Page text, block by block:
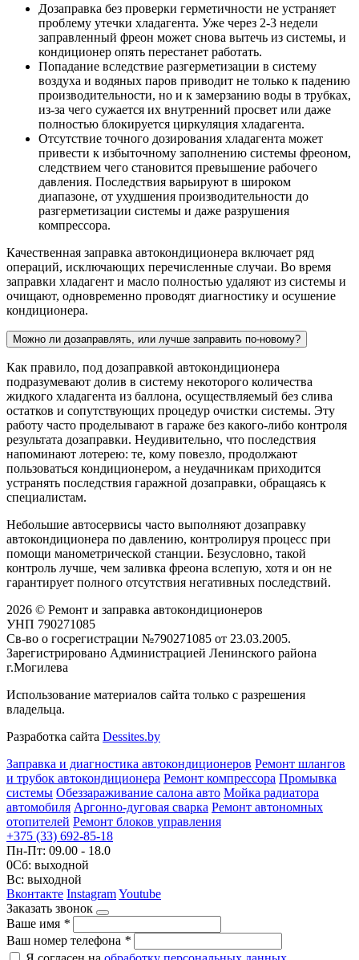
Дозаправка без проверки герметичности не устраняет
проблему утечки хладагента. Уже через 2-3 недели
заправленный фреон может снова вытечь из системы, и
кондиционер опять перестанет работать.
Попадание вследствие разгерметизации в систему
воздуха и водяных паров приводит не только к падению
производительности, но и к замерзанию воды в трубках,
из-за чего сужается их внутренний просвет или даже
полностью блокируется циркуляция хладагента.
Отсутствие точного дозирования хладагента может
привести к избыточному заполнению системы фреоном,
следствием чего становится превышение рабочего
давления. Последствия варьируют в широком
диапазоне, от ухудшения производительности до
разгерметизации системы и даже разрушения
компрессора.
Качественная заправка автокондиционера включает ряд
операций, исключающих перечисленные случаи. Во время
заправки хладагент и масло полностью удаляют из системы и
очищают, одновременно проводят диагностику и осушение
кондиционера.
Можно ли дозаправлять, или лучше заправить по-новому?
Как правило, под дозаправкой автокондиционера
подразумевают долив в систему некоторого количества
жидкого хладагента из баллона, осуществляемый без слива
остатков и сопутствующих процедур очистки системы. Эту
работу часто проделывают в гараже без какого-либо контроля
результата дозаправки. Неудивительно, что последствия
напоминают лотерею: те, кому повезло, продолжают
пользоваться кондиционером, а неудачникам приходится
устранять последствия гаражной дозаправки, обращаясь к
специалистам.
Небольшие автосервисы часто выполняют дозаправку
автокондиционера по давлению, контролируя процесс при
помощи манометрической станции. Безусловно, такой
контроль лучше, чем заливка фреона вслепую, хотя и он не
гарантирует полного отсутствия негативных последствий.
2026 © Ремонт и заправка автокондиционеров
УНП 790271085
Св-во о госрегистрации №790271085 от 23.03.2005.
Зарегистрировано Администрацией Ленинского района
г.Могилева
Использование материалов сайта только с разрешения
владельца.
Разработка сайта Dessites.by
Заправка и диагностика автокондиционеров Ремонт шлангов
и трубок автокондиционера Ремонт компрессора Промывка
системы Обеззараживание салона авто Мойка радиатора
автомобиля Аргонно-дуговая сварка Ремонт автономных
отопителей Ремонт блоков управления
+375 (33) 692-85-18
Пн-Пт: 09.00 - 18.0
0Сб: выходной
Вс: выходной
Вконтакте InstagramYoutube
Заказать звонок
Ваше имя *
Ваш номер телефона *